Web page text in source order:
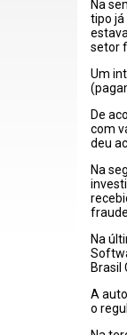
Na
tipo já
setor
Um
De
com
deu
Na
fraude.
Na
Brasil
A
o